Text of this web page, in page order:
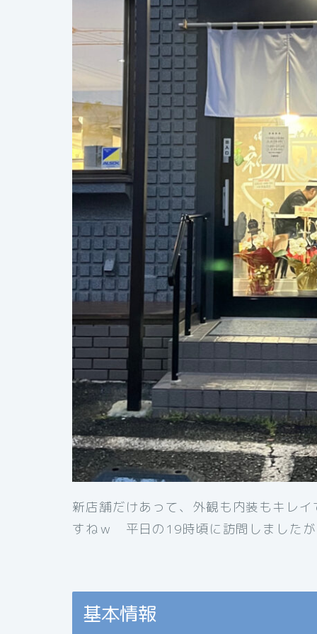
新店舗だけあって、外観も内装もキレ
すねｗ 平日の19時頃に訪問しました
基本情報